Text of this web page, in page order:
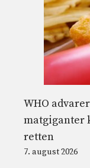
WHO
matgiganter
retten
7. august 2026